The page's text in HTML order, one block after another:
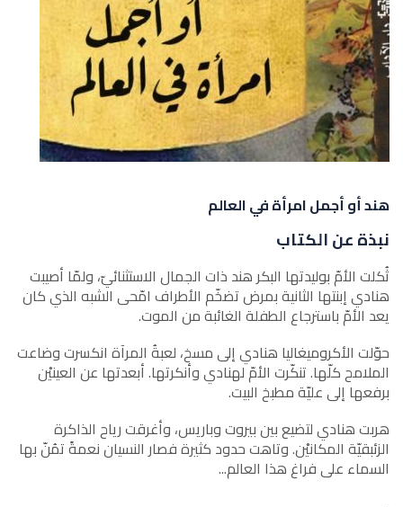
هند أو أجمل امرأة في العالم
نبذة عن الكتاب
ثُكلت الأمّ بوليدتها البكر هند ذات الجمال الاستثنائيّ، ولمّا أصيبت
هنادي إبنتها الثانية بمرض تضخّم الأطراف امّحى الشبه الذي كان
يعد الأمّ باسترجاع الطفلة الغائبة من الموت.
حوّلت الأكروميغاليا هنادي إلى مسخ، لعبةُ المرآة انكسرت وضاعت
الملامح كلّها. تنكّرت الأمّ لهنادي وأنكرتها. أبعدتها عن العينيْن
برفعها إلى عليّة مطبخ البيت.
هربت هنادي لتضيع بين بيروت وباريس، وأغرقت رياح الذاكرة
الزئبقيّة المكانيْن. وتاهت حدود كثيرة فصار النسيان نعمةً تمُنّ بها
السماء على فراغ هذا العالم...